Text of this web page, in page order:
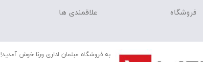
فروشگاه
علاقمندی ها
به فروشگاه مبلمان اداری ورنا خوش آمدید!